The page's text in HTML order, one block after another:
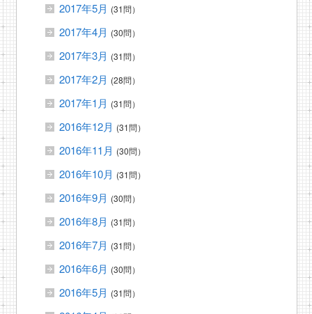
2017年5月 (31問）
2017年4月 (30問）
2017年3月 (31問）
2017年2月 (28問）
2017年1月 (31問）
2016年12月 (31問）
2016年11月 (30問）
2016年10月 (31問）
2016年9月 (30問）
2016年8月 (31問）
2016年7月 (31問）
2016年6月 (30問）
2016年5月 (31問）